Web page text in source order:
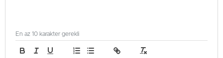
En az 10 karakter gerekli